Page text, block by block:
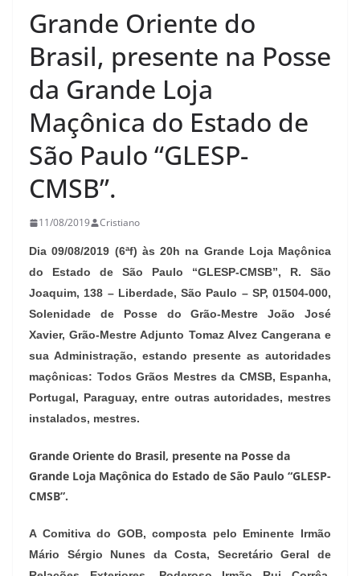
Grande Oriente do
Brasil, presente na Posse
da Grande Loja
Maçônica do Estado de
São Paulo “GLESP-
CMSB”.
11/08/2019 Cristiano
Dia 09/08/2019 (6ªf) às 20h na Grande Loja Maçônica
do Estado de São Paulo “GLESP-CMSB”, R. São
Joaquim, 138 – Liberdade, São Paulo – SP, 01504-000,
Solenidade de Posse do Grão-Mestre João José
Xavier, Grão-Mestre Adjunto Tomaz Alvez Cangerana e
sua Administração, estando presente as autoridades
maçônicas: Todos Grãos Mestres da CMSB, Espanha,
Portugal, Paraguay, entre outras autoridades, mestres
instalados, mestres.
Grande Oriente do Brasil, presente na Posse da
Grande Loja Maçônica do Estado de São Paulo “GLESP-
CMSB”.
A Comitiva do GOB, composta pelo Eminente Irmão
Mário Sérgio Nunes da Costa, Secretário Geral de